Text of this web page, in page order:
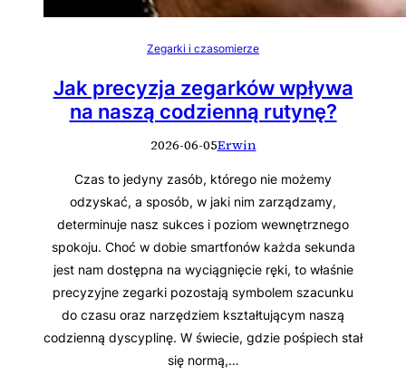
Zegarki i czasomierze
Jak precyzja zegarków wpływa
na naszą codzienną rutynę?
2026-06-05Erwin
Czas to jedyny zasób, którego nie możemy
odzyskać, a sposób, w jaki nim zarządzamy,
determinuje nasz sukces i poziom wewnętrznego
spokoju. Choć w dobie smartfonów każda sekunda
jest nam dostępna na wyciągnięcie ręki, to właśnie
precyzyjne zegarki pozostają symbolem szacunku
do czasu oraz narzędziem kształtującym naszą
codzienną dyscyplinę. W świecie, gdzie pośpiech stał
się normą,…